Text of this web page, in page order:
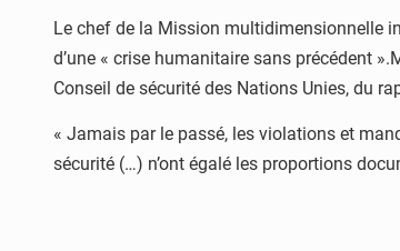
Le chef de la Mission multidimensionnelle
d’une « crise humanitaire sans précédent
Conseil de sécurité des Nations Unies, du
« Jamais par le passé, les violations et
sécurité (…) n’ont égalé les proportions